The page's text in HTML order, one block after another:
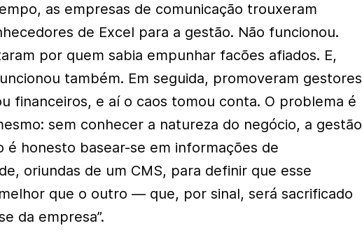
as empresas de comunicação trouxeram
de Excel para a gestão. Não funcionou.
por quem sabia empunhar facões afiados. E,
também. Em seguida, promoveram gestores
financeiros, e aí o caos tomou conta. O problema é
sem conhecer a natureza do negócio, a gestão
é honesto basear-se em informações de
oriundas de um CMS, para definir que esse
que o outro — que, por sinal, será sacrificado
da empresa”.